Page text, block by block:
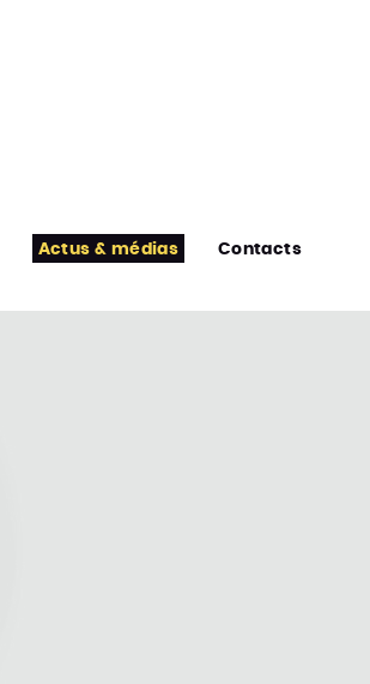
Actus & médias Contacts